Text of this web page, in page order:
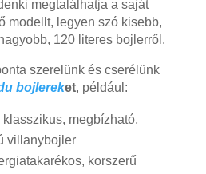
megtalálhatja a saját
modellt, legyen szó kisebb,
120 literes bojlerről.
szerelünk és cserélünk
bojlereket, például:
megbízható,
villanybojler
korszerű